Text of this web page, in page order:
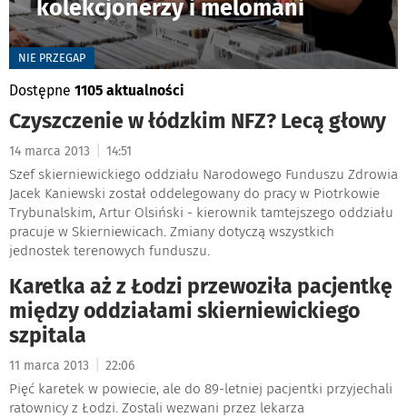
NIE PRZEGAP
kolekcjonerzy i melomani
-
Dostępne 1105 aktualności
Czyszczenie w łódzkim NFZ? Lecą głowy
14 marca 2013 14:51
Szef skierniewickiego oddziału Narodowego Funduszu Zdrowia
Jacek Kaniewski został oddelegowany do pracy w Piotrkowie
Trybunalskim, Artur Olsiński - kierownik tamtejszego oddziału
pracuje w Skierniewicach. Zmiany dotyczą wszystkich
jednostek terenowych funduszu.
Karetka aż z Łodzi przewoziła pacjentkę
między oddziałami skierniewickiego
szpitala
11 marca 2013 22:06
Pięć karetek w powiecie, ale do 89-letniej pacjentki przyjechali
ratownicy z Łodzi. Zostali wezwani przez lekarza